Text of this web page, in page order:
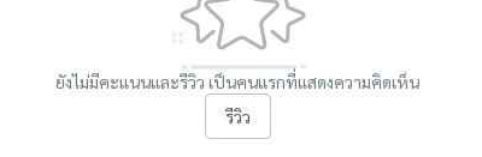
ยังไม่มีคะแนนและรีวิว เป็นคนแรกที่แสดงความคิดเห็น
รีวิว